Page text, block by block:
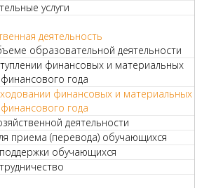
услуги
деятельность
образовательной деятельности
финансовых и материальных
года
финансовых и материальных
года
деятельности
приема (перевода) обучающихся
обучающихся